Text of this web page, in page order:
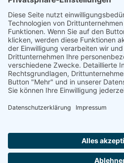
Beantwortung meiner Anfrage
Daten werden nach
gelöscht. Hinweis: Sie können Ihre
Zukunft per E-Mail an
Detaillierte Informationen zum
in unserer Datenschutzerklärung.
Datenschutzerklärung
© 1999-2026Förderverein